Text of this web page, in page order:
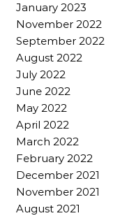
January 2023
November 2022
September 2022
August 2022
July 2022
June 2022
May 2022
April 2022
March 2022
February 2022
December 2021
November 2021
August 2021